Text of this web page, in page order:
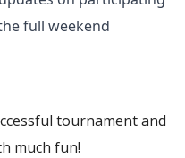
full weekend
tournament and
much fun!